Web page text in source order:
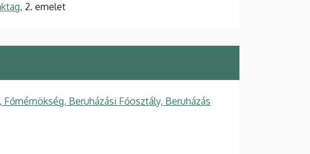
, 2. emelet
Beruházási Főosztály, Beruházás